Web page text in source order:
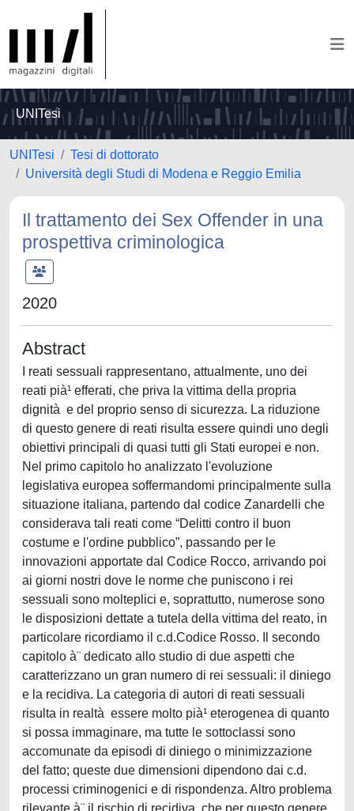
UNITesi
UNITesi
Tesi di dottorato
Università degli Studi di Modena e Reggio Emilia
Il trattamento dei Sex Offender in una
prospettiva criminologica
2020
Abstract
I reati sessuali rappresentano, attualmente, uno dei
reati pià¹ efferati, che priva la vittima della propria
dignità e del proprio senso di sicurezza. La riduzione
di questo genere di reati risulta essere quindi uno degli
obiettivi principali di quasi tutti gli Stati europei e non.
Nel primo capitolo ho analizzato l'evoluzione
legislativa europea soffermandomi principalmente sulla
situazione italiana, partendo dal codice Zanardelli che
considerava tali reati come “Delitti contro il buon
costume e l'ordine pubblico”, passando per le
innovazioni apportate dal Codice Rocco, arrivando poi
ai giorni nostri dove le norme che puniscono i rei
sessuali sono molteplici e, soprattutto, numerose sono
le disposizioni dettate a tutela della vittima del reato, in
particolare ricordiamo il c.d.Codice Rosso. Il secondo
capitolo à¨ dedicato allo studio di due aspetti che
caratterizzano un gran numero di rei sessuali: il diniego
e la recidiva. La categoria di autori di reati sessuali
risulta in realtà essere molto pià¹ eterogenea di quanto
si possa immaginare, ma tutte le sottoclassi sono
accomunate da episodi di diniego o minimizzazione
del fatto; queste due dimensioni dipendono dai c.d.
processi criminogenici e di rispondenza. Altro problema
rilevante à¨ il rischio di recidiva, che per questo genere